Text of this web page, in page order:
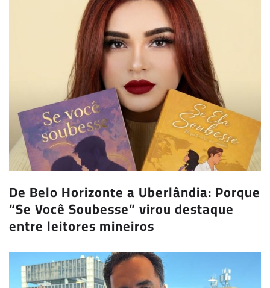
De Belo Horizonte a Uberlândia: Porque
“Se Você Soubesse” virou destaque
entre leitores mineiros